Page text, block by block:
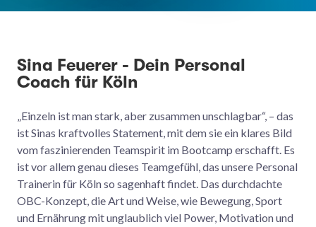
Sina Feuerer - Dein Personal
Coach für Köln
„Einzeln ist man stark, aber zusammen unschlagbar“, – das
ist Sinas kraftvolles Statement, mit dem sie ein klares Bild
vom faszinierenden Teamspirit im Bootcamp erschafft. Es
ist vor allem genau dieses Teamgefühl, das unsere Personal
Trainerin für Köln so sagenhaft findet. Das durchdachte
OBC-Konzept, die Art und Weise, wie Bewegung, Sport
und Ernährung mit unglaublich viel Power, Motivation und